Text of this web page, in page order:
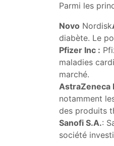
Parmi les
Novo Nordisk
diabète. Le
Pfizer Inc :
maladies
marché.
AstraZeneca
notamment
des produits
Sanofi S.A.:
société